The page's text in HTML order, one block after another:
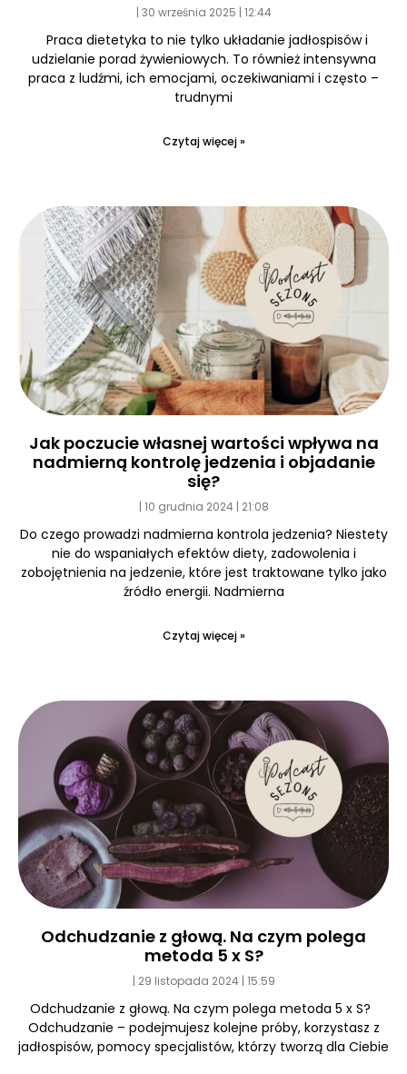
30 września 2025 12:44
Praca dietetyka to nie tylko układanie jadłospisów i
udzielanie porad żywieniowych. To również intensywna
praca z ludźmi, ich emocjami, oczekiwaniami i często –
trudnymi
Czytaj więcej »
Jak poczucie własnej wartości wpływa na
nadmierną kontrolę jedzenia i objadanie
się?
10 grudnia 2024 21:08
Do czego prowadzi nadmierna kontrola jedzenia? Niestety
nie do wspaniałych efektów diety, zadowolenia i
zobojętnienia na jedzenie, które jest traktowane tylko jako
źródło energii. Nadmierna
Czytaj więcej »
Odchudzanie z głową. Na czym polega
metoda 5 x S?
29 listopada 2024 15:59
Odchudzanie z głową. Na czym polega metoda 5 x S?
Odchudzanie – podejmujesz kolejne próby, korzystasz z
jadłospisów, pomocy specjalistów, którzy tworzą dla Ciebie